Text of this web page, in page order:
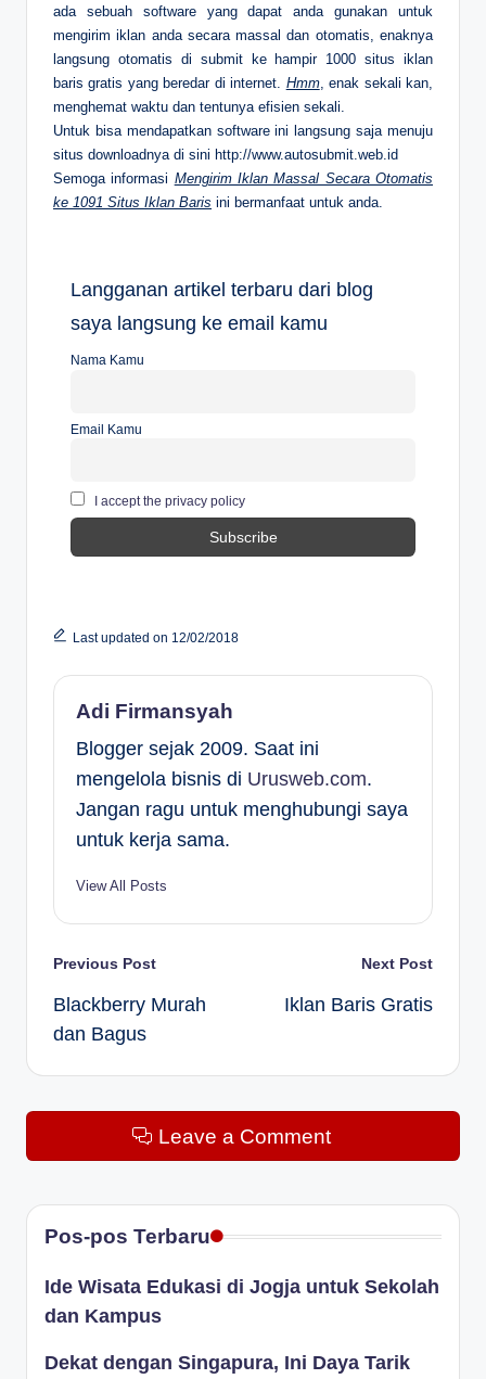
ada sebuah software yang dapat anda gunakan untuk
mengirim iklan anda secara massal dan otomatis, enaknya
langsung otomatis di submit ke hampir 1000 situs iklan
baris gratis yang beredar di internet. Hmm, enak sekali kan,
menghemat waktu dan tentunya efisien sekali.
Untuk bisa mendapatkan software ini langsung saja menuju
situs downloadnya di sini http://www.autosubmit.web.id
Semoga informasi Mengirim Iklan Massal Secara Otomatis
ke 1091 Situs Iklan Baris ini bermanfaat untuk anda.
Langganan artikel terbaru dari blog
saya langsung ke email kamu
Nama Kamu
Email Kamu
I accept the privacy policy
Last updated on 12/02/2018
Adi Firmansyah
Blogger sejak 2009. Saat ini
mengelola bisnis di Urusweb.com.
Jangan ragu untuk menghubungi saya
untuk kerja sama.
View All Posts
Post
navigation
Previous Post
Blackberry Murah
dan Bagus
Next Post
Iklan Baris Gratis
Leave a Comment
Pos-pos Terbaru
Ide Wisata Edukasi di Jogja untuk Sekolah
dan Kampus
Dekat dengan Singapura, Ini Daya Tarik